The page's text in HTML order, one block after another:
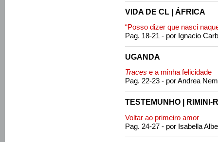
VIDA DE CL | ÁFRICA
“Posso dizer que nasci
Pag. 18-21 - por Ignacio
UGANDA
Traces e a minha felicidade
Pag. 22-23 - por Andrea
TESTEMUNHO | RIMINI-
Voltar ao primeiro amor
Pag. 24-27 - por Isabella